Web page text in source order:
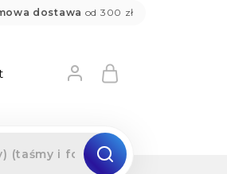
dostawa od 300 zł